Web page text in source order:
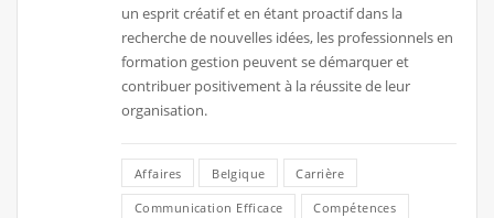
un esprit créatif et en étant proactif dans la
recherche de nouvelles idées, les professionnels en
formation gestion peuvent se démarquer et
contribuer positivement à la réussite de leur
organisation.
Affaires Belgique Carrière
Communication Efficace Compétences